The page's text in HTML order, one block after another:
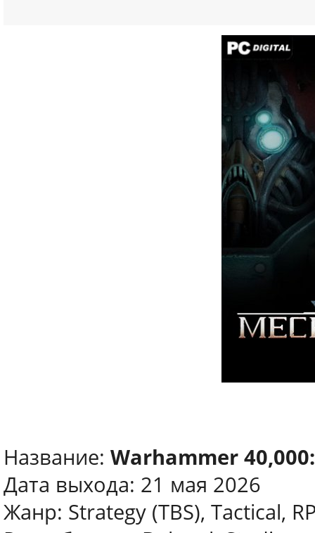
Название: Warhammer
Дата выхода: 21 мая 2026
Жанр: Strategy (TBS), Tactical,